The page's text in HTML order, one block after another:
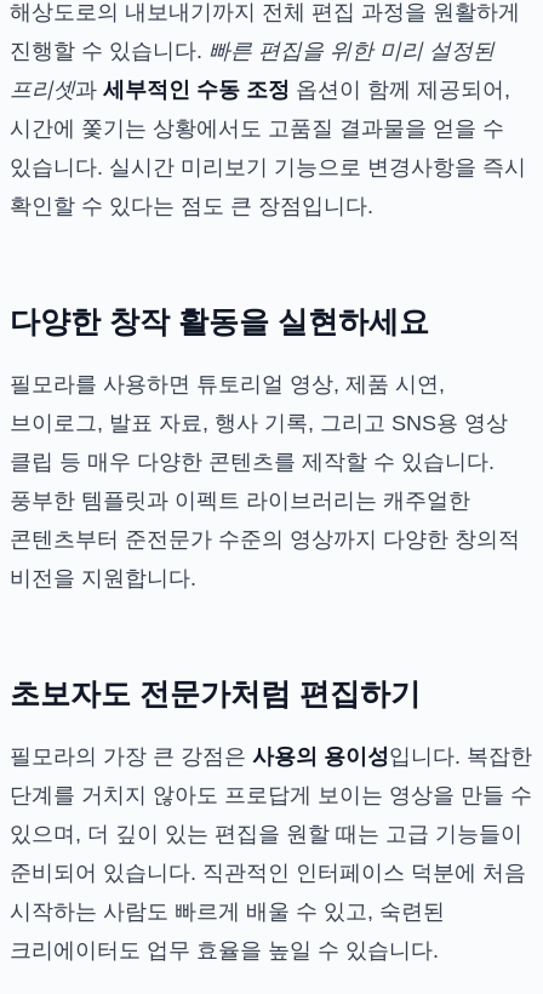
해상도로의 내보내기까지 전체 편집 과정을 원활하게
진행할 수 있습니다. 빠른 편집을 위한 미리 설정된
프리셋과 세부적인 수동 조정 옵션이 함께 제공되어,
시간에 쫓기는 상황에서도 고품질 결과물을 얻을 수
있습니다. 실시간 미리보기 기능으로 변경사항을 즉시
확인할 수 있다는 점도 큰 장점입니다.
다양한 창작 활동을 실현하세요
필모라를 사용하면 튜토리얼 영상, 제품 시연,
브이로그, 발표 자료, 행사 기록, 그리고 SNS용 영상
클립 등 매우 다양한 콘텐츠를 제작할 수 있습니다.
풍부한 템플릿과 이펙트 라이브러리는 캐주얼한
콘텐츠부터 준전문가 수준의 영상까지 다양한 창의적
비전을 지원합니다.
초보자도 전문가처럼 편집하기
필모라의 가장 큰 강점은 사용의 용이성입니다. 복잡한
단계를 거치지 않아도 프로답게 보이는 영상을 만들 수
있으며, 더 깊이 있는 편집을 원할 때는 고급 기능들이
준비되어 있습니다. 직관적인 인터페이스 덕분에 처음
시작하는 사람도 빠르게 배울 수 있고, 숙련된
크리에이터도 업무 효율을 높일 수 있습니다.